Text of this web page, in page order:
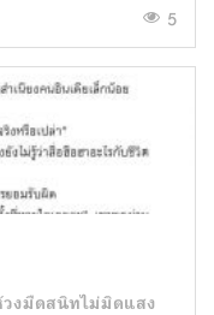
5
ห้วงมืดสนิทไม่มิดแสง